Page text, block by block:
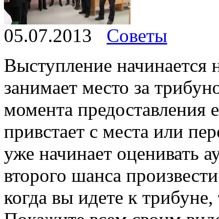
05.07.2013
Советы
Выступление начинается
занимает место за
момента предоставления
привстает с места или
уже начинает оценивать
второго шанса
когда вы идете к